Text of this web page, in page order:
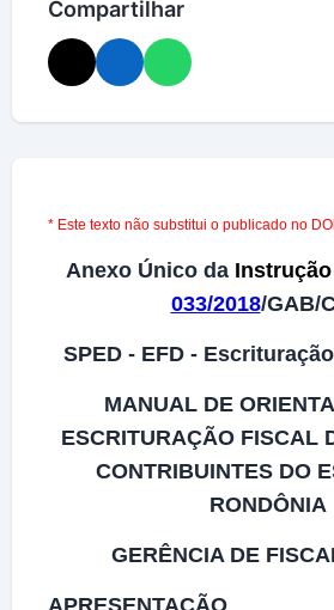
Compartilhar